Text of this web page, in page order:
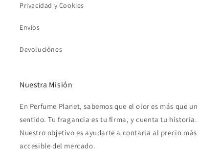
Privacidad y Cookies
Envíos
Devoluciónes
Nuestra Misión
En Perfume Planet, sabemos que el olor es más que un
sentido. Tu fragancia es tu firma, y cuenta tu historia.
Nuestro objetivo es ayudarte a contarla al precio más
accesible del mercado.